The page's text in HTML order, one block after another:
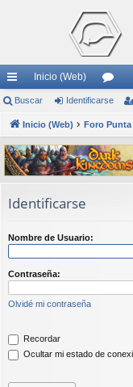
nl
ac
es
rá
pi
s
Inicio (Web)
or
os
Buscar Identificarse
Inicio (Web) Foro Punta
Identificarse
Nombre de Usuario:
Contraseña:
Olvidé mi contraseña
Recordar
Ocultar mi estado de